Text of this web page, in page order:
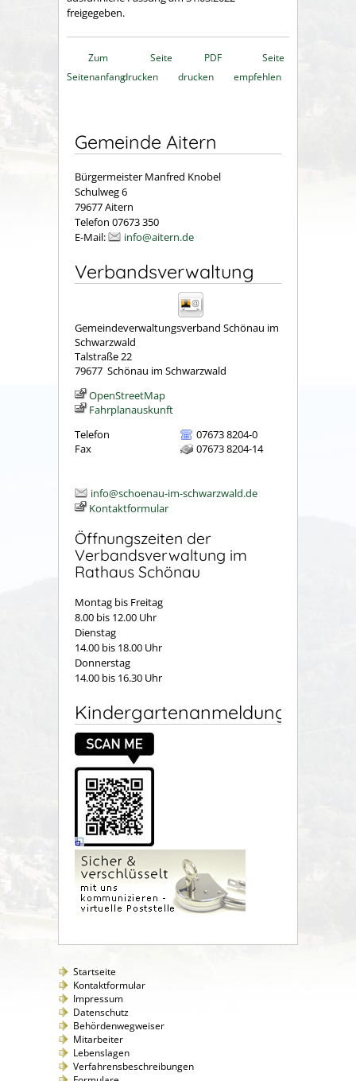
freigegeben.
Zum
Seitenanfang
Seite
drucken
PDF
drucken
Seite
empfehlen
Gemeinde Aitern
Bürgermeister Manfred Knobel
Schulweg 6
79677 Aitern
Telefon 07673 350
E-Mail:
info@aitern.de
Verbandsverwaltung
Gemeindeverwaltungsverband Schönau im
Schwarzwald
Talstraße 22
79677 Schönau im Schwarzwald
OpenStreetMap
Fahrplanauskunft
Telefon
07673 8204-0
Fax
07673 8204-14
info@schoenau-im-schwarzwald.de
Kontaktformular
Öffnungszeiten der
Verbandsverwaltung im
Rathaus Schönau
Montag bis Freitag
8.00 bis 12.00 Uhr
Dienstag
14.00 bis 18.00 Uhr
Donnerstag
14.00 bis 16.30 Uhr
Kindergartenanmeldung
Startseite
Kontaktformular
Impressum
Datenschutz
Behördenwegweiser
Mitarbeiter
Lebenslagen
Verfahrensbeschreibungen